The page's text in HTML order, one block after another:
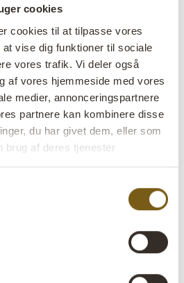
cookies
cookies til at tilpasse vores
at vise dig funktioner til sociale
vores trafik. Vi deler også
af vores hjemmeside med vores
medier, annonceringspartnere
partnere kan kombinere disse
du har givet dem, eller som
brug af deres tjenester
W:17,5 cm x D:17,5 cm